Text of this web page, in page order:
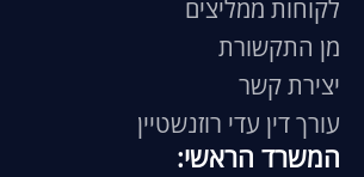
לקוחות ממליצים
מן התקשורת
יצירת קשר
עורך דין עדי רוזנשטיין
המשרד הראשי: